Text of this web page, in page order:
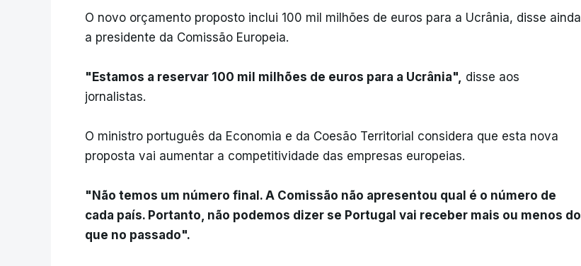
O novo orçamento proposto inclui 100 mil milhões de euros para a Ucrânia, disse ainda
a presidente da Comissão Europeia.
"Estamos a reservar 100 mil milhões de euros para a Ucrânia", disse aos
jornalistas.
O ministro português da Economia e da Coesão Territorial considera que esta nova
proposta vai aumentar a competitividade das empresas europeias.
"Não temos um número final. A Comissão não apresentou qual é o número de
cada país. Portanto, não podemos dizer se Portugal vai receber mais ou menos do
que no passado".